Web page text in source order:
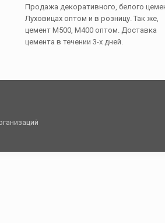
Продажа декоративного, белого
Луховицах оптом и в розницу. Так же,
цемент М500, М400 оптом. Доставка
цемента в течении 3-х дней.